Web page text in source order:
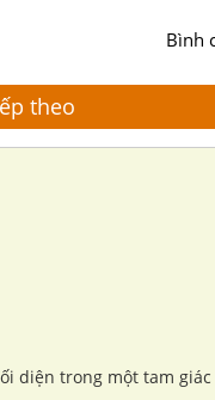
Bình
theo
diện trong một tam